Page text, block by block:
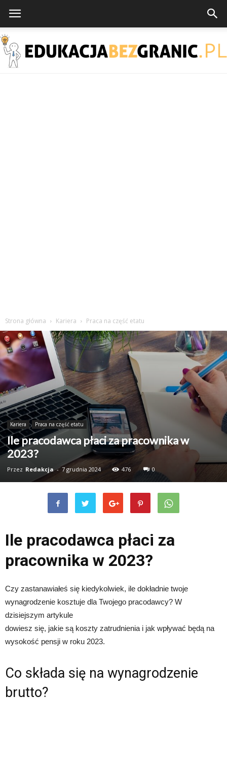
Strona główna Kariera Praca na część etatu
Kariera Praca na część etatu
Ile pracodawca płaci za pracownika w
2023?
Przez Redakcja - 7 grudnia 2024 476 0
Ile pracodawca płaci za
pracownika w 2023?
Czy zastanawiałeś się kiedykolwiek, ile dokładnie twoje
wynagrodzenie kosztuje dla Twojego pracodawcy? W
dzisiejszym artykule
dowiesz się, jakie są koszty zatrudnienia i jak wpływać będą na
wysokość pensji w roku 2023.
Co składa się na wynagrodzenie
brutto?